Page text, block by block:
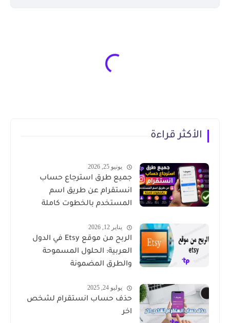
الأكثر قراءة
يونيو 25, 2026
جميع طرق استرجاع حساب
انستقرام عن طريق اسم
المستخدم بالخطوت كاملة
يناير 12, 2026
الربح من موقع Etsy في الدول
العربية: الحلول المسموحة
والطرق المضمونة
يوليو 24, 2025
حذف حساب انستقرام لشخص
اخر